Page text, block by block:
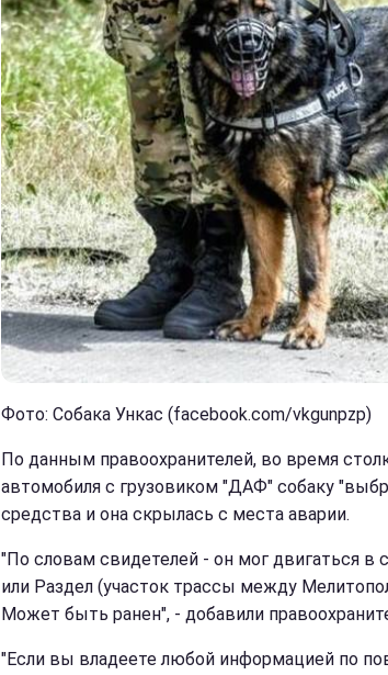
Фото: Собака Ункас (facebook.com/vkgunpzp)
По данным правоохранителей, во время
автомобиля с грузовиком "ДАФ" собаку
средства и она скрылась с места аварии.
"По словам свидетелей - он мог двигаться в
или Раздел (участок трассы между
Может быть ранен", - добавили
"Если вы владеете любой информацией по